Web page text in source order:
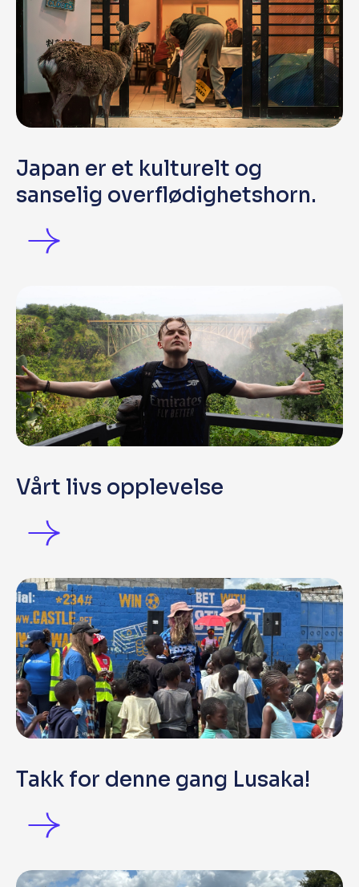
Japan er et kulturelt og
sanselig overflødighetshorn.
Vårt livs opplevelse
Takk for denne gang Lusaka!